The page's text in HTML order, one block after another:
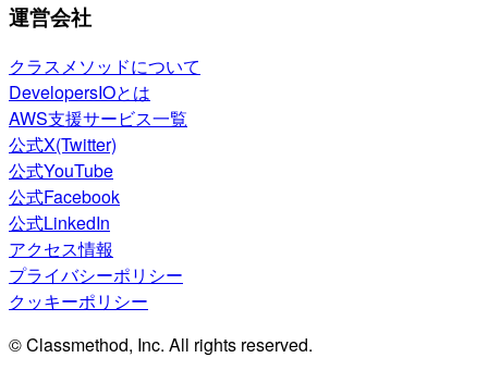
運営会社
クラスメソッドについて
DevelopersIOとは
AWS支援サービス一覧
公式X(Twitter)
公式YouTube
公式Facebook
公式LinkedIn
アクセス情報
プライバシーポリシー
クッキーポリシー
© Classmethod, Inc. All rights reserved.